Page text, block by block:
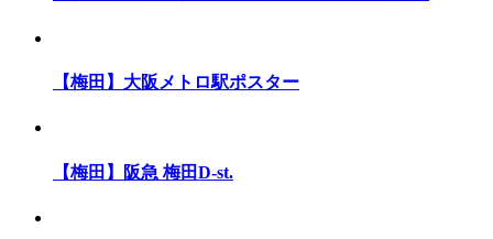
【梅田】大阪メトロ駅ポスター
【梅田】阪急 梅田D-st.